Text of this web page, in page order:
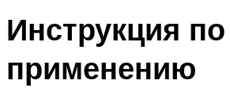
Инструкция по
применению